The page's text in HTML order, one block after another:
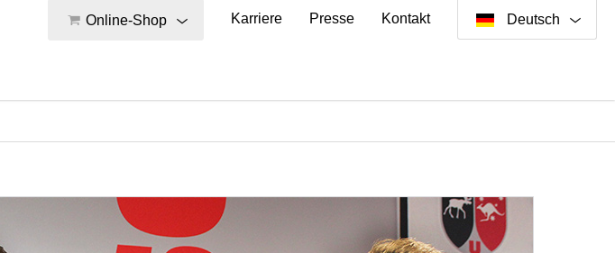
Online-Shop Karriere Presse Kontakt Deutsch